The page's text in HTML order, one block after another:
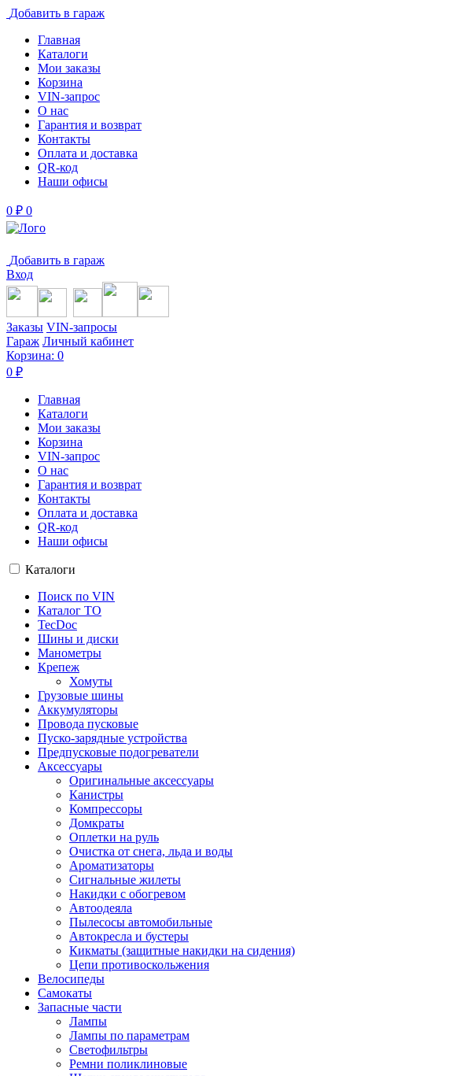
Добавить в гараж
Главная
Каталоги
Мои заказы
Корзина
VIN-запрос
О нас
Гарантия и возврат
Контакты
Оплата и доставка
QR-код
Наши офисы
0 ₽ 0
Добавить в гараж
Вход
Заказы VIN-запросы
Гараж Личный кабинет
Корзина: 0
0 ₽
Главная
Каталоги
Мои заказы
Корзина
VIN-запрос
О нас
Гарантия и возврат
Контакты
Оплата и доставка
QR-код
Наши офисы
Каталоги
Поиск по VIN
Каталог ТО
TecDoc
Шины и диски
Манометры
Крепеж
Хомуты
Грузовые шины
Аккумуляторы
Провода пусковые
Пуско-зарядные устройства
Предпусковые подогреватели
Аксессуары
Оригинальные аксессуары
Канистры
Компрессоры
Домкраты
Оплетки на руль
Очистка от снега, льда и воды
Ароматизаторы
Сигнальные жилеты
Накидки с обогревом
Автоодеяла
Пылесосы автомобильные
Автокресла и бустеры
Кикматы (защитные накидки на сидения)
Цепи противоскольжения
Велосипеды
Самокаты
Запасные части
Лампы
Лампы по параметрам
Светофильтры
Ремни поликлиновые